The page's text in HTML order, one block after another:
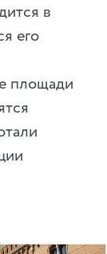
в
его
площади